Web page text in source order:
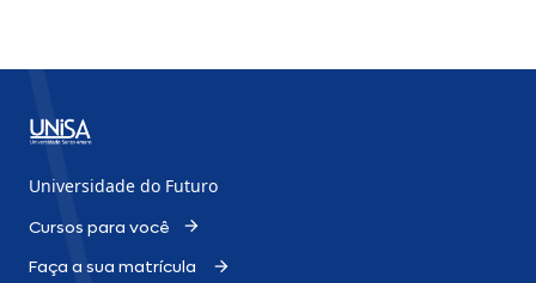
Universidade do Futuro
Cursos para você
Faça a sua matrícula